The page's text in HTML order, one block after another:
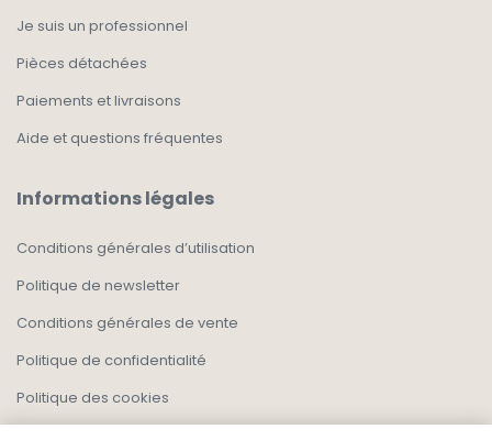
Je suis un professionnel
Pièces détachées
Paiements et livraisons
Aide et questions fréquentes
Informations légales
Conditions générales d’utilisation
Politique de newsletter
Conditions générales de vente
Politique de confidentialité
Politique des cookies